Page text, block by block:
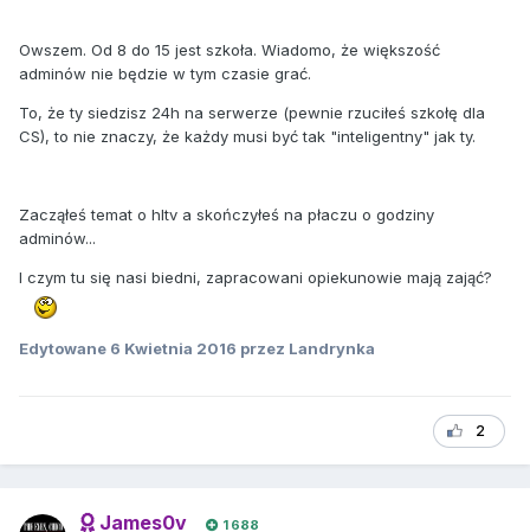
Owszem. Od 8 do 15 jest szkoła. Wiadomo, że większość
adminów nie będzie w tym czasie grać.
To, że ty siedzisz 24h na serwerze (pewnie rzuciłeś szkołę dla
CS), to nie znaczy, że każdy musi być tak "inteligentny" jak ty.
Zacząłeś temat o hltv a skończyłeś na płaczu o godziny
adminów...
I czym tu się nasi biedni, zapracowani opiekunowie mają zająć?
Edytowane 6 Kwietnia 2016 przez Landrynka
2
James0v 1 688